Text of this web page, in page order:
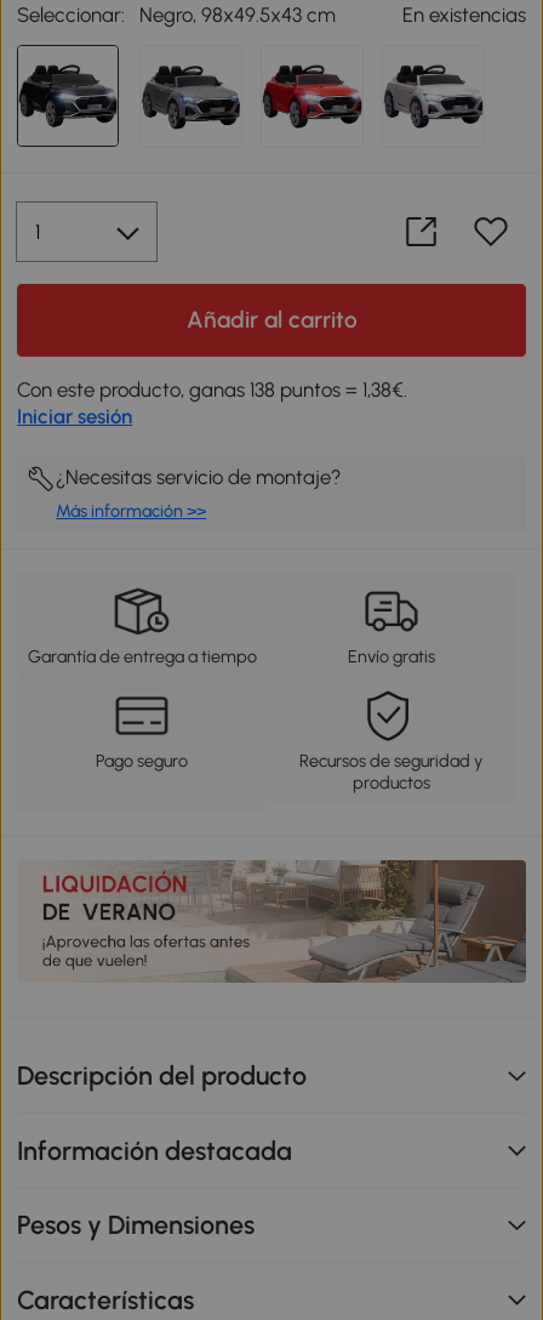
Seleccionar: Negro, 98x49.5x43 cm En existencias
Añadir al carrito
Con este producto, ganas 138 puntos = 1,38€.
Iniciar sesión
¿Necesitas servicio de montaje?
Más información >>
Garantía de entrega a tiempo Envío gratis
Pago seguro
Recursos de seguridad y
productos
Descripción del producto
Información destacada
Pesos y Dimensiones
Características